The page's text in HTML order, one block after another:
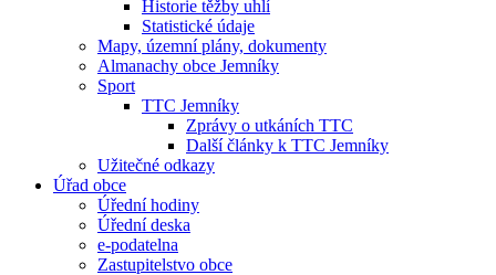
Historie těžby uhlí
Statistické údaje
Mapy, územní plány, dokumenty
Almanachy obce Jemníky
Sport
TTC Jemníky
Zprávy o utkáních TTC
Další články k TTC Jemníky
Užitečné odkazy
Úřad obce
Úřední hodiny
Úřední deska
e-podatelna
Zastupitelstvo obce